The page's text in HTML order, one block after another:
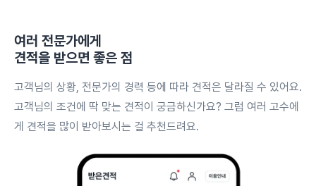
여러 전문가에게
견적을 받으면 좋은 점
고객님의 상황, 전문가의 경력 등에 따라 견적은 달라질 수 있어요.
고객님의 조건에 딱 맞는 견적이 궁금하신가요? 그럼 여러 고수에
게 견적을 많이 받아보시는 걸 추천드려요.